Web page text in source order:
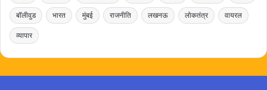
बॉलीवुड भारत मुंबई राजनीति लखनऊ लोकतंत्र वायरल
व्यापार